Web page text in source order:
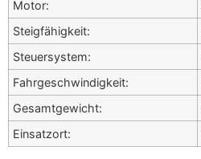
Motor:
Steigfähigkeit:
Steuersystem:
Fahrgeschwindigkeit:
Gesamtgewicht:
Einsatzort: